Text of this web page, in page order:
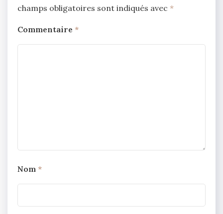
champs obligatoires sont indiqués avec *
Commentaire *
Nom *